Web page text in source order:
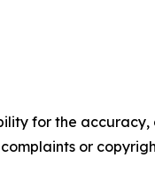
for the accuracy,
or